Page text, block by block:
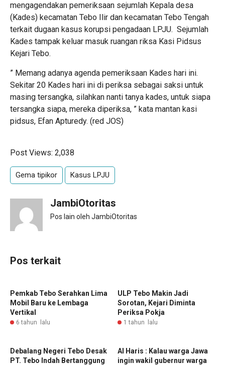
mengagendakan pemeriksaan sejumlah Kepala desa
(Kades) kecamatan Tebo Ilir dan kecamatan Tebo Tengah
terkait dugaan kasus korupsi pengadaan LPJU. Sejumlah
Kades tampak keluar masuk ruangan riksa Kasi Pidsus
Kejari Tebo.
” Memang adanya agenda pemeriksaan Kades hari ini.
Sekitar 20 Kades hari ini di periksa sebagai saksi untuk
masing tersangka, silahkan nanti tanya kades, untuk siapa
tersangka siapa, mereka diperiksa, ” kata mantan kasi
pidsus, Efan Apturedy. (red JOS)
Post Views: 2,038
Gema tipikor Kasus LPJU
JambiOtoritas
Pos lain oleh JambiOtoritas
Pos terkait
Pemkab Tebo Serahkan Lima
Mobil Baru ke Lembaga
Vertikal
6 tahun lalu
ULP Tebo Makin Jadi
Sorotan, Kejari Diminta
Periksa Pokja
1 tahun lalu
Debalang Negeri Tebo Desak
PT. Tebo Indah Bertanggung
Al Haris : Kalau warga Jawa
ingin wakil gubernur warga